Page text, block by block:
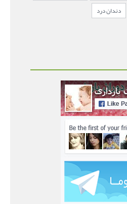
دندان درد